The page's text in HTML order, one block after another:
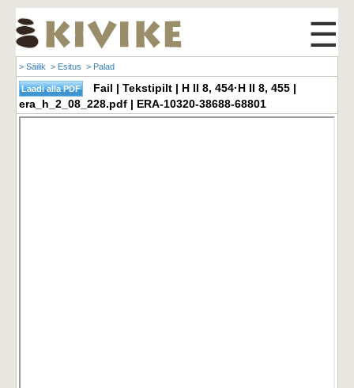
☰
> Säilik > Esitus > Palad
Fail | Tekstipilt | H II 8, 454·H II 8, 455 |
era_h_2_08_228.pdf | ERA-10320-38688-68801